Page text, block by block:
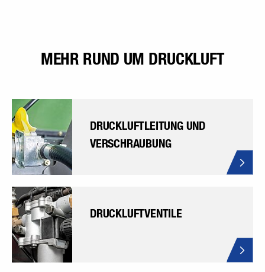
MEHR RUND UM DRUCKLUFT
DRUCKLUFTLEITUNG UND
VERSCHRAUBUNG
DRUCKLUFTVENTILE